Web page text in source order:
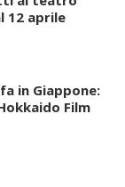
12 aprile
in Giappone:
Film